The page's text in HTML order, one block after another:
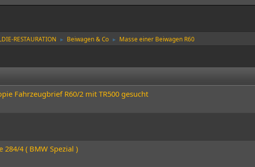
RESTAURATION ► Beiwagen & Co ► Masse einer Beiwagen R60
Fahrzeugbrief R60/2 mit TR500 gesucht
4 ( BMW Spezial )